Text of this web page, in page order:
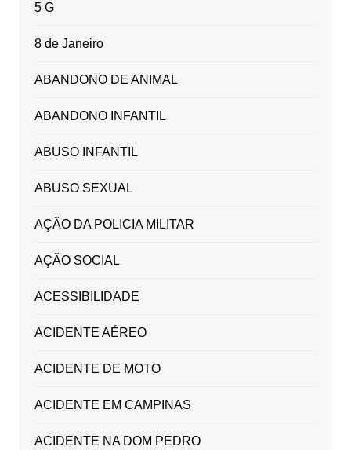
5 G
8 de Janeiro
ABANDONO DE ANIMAL
ABANDONO INFANTIL
ABUSO INFANTIL
ABUSO SEXUAL
AÇÃO DA POLICIA MILITAR
AÇÃO SOCIAL
ACESSIBILIDADE
ACIDENTE AÉREO
ACIDENTE DE MOTO
ACIDENTE EM CAMPINAS
ACIDENTE NA DOM PEDRO